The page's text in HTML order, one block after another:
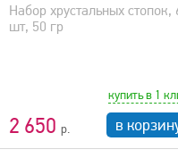
Набор хрустальных стопок,
шт, 50 гр
2 650
купить в 1
в